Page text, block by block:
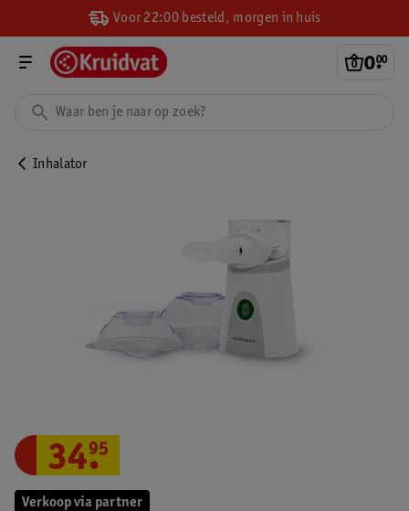
Voor 22:00 besteld, morgen in huis
0.
00
Inhalator
Verkoop via partner
34.
95